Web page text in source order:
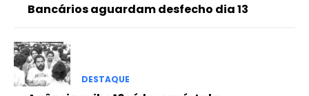
Bancários aguardam desfecho dia 13
DESTAQUE